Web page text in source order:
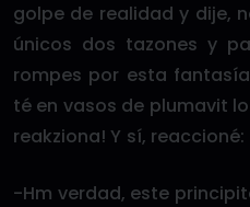
golpe de realidad y dije,
únicos dos tazones y
rompes por esta
té en vasos de plumavit
reakziona! Y sí, reaccioné:
-Hm verdad, este